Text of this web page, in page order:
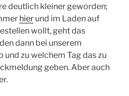
deutlich kleiner geworden;
hier und im Laden auf
wollt, geht das
dann bei unserem
zu welchem Tag das zu
geben. Aber auch